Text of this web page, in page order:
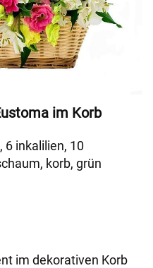
im Korb
6 inkalilien, 10
korb, grün
im dekorativen Korb